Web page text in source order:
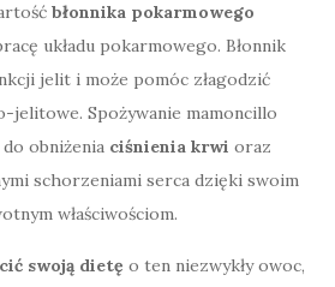
błonnika pokarmowego
układu pokarmowego. Błonnik
jelit i może pomóc złagodzić
jelitowe. Spożywanie mamoncillo
obniżenia ciśnienia krwi oraz
schorzeniami serca dzięki swoim
właściwościom.
swoją dietę o ten niezwykły owoc,